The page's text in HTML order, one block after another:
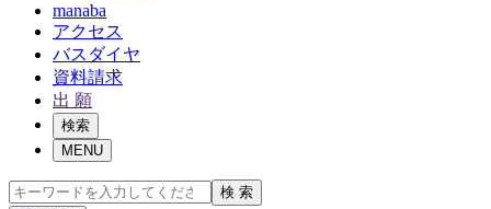
manaba
アクセス
バスダイヤ
資料請求
出 願
検索
MENU
検 索